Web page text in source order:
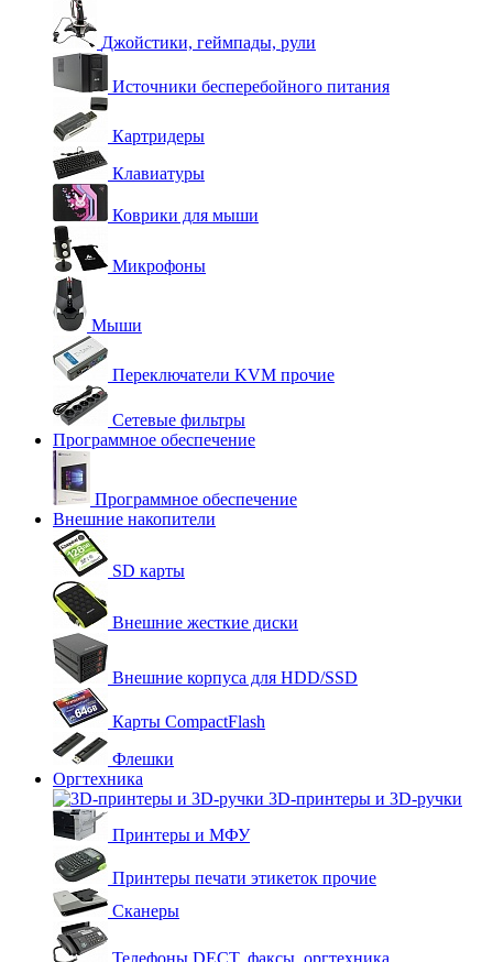
Джойстики, геймпады, рули
Источники бесперебойного питания
Картридеры
Клавиатуры
Коврики для мыши
Микрофоны
Мыши
Переключатели KVM прочие
Сетевые фильтры
Программное обеспечение
Программное обеспечение
Внешние накопители
SD карты
Внешние жесткие диски
Внешние корпуса для HDD/SSD
Карты CompactFlash
Флешки
Оргтехника
3D-принтеры и 3D-ручки
Принтеры и МФУ
Принтеры печати этикеток прочие
Сканеры
Телефоны DECT, факсы, оргтехника